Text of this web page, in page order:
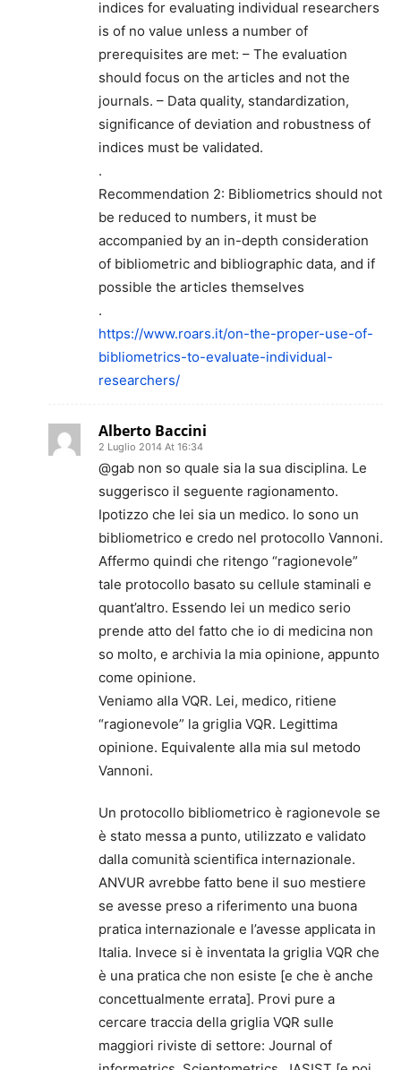
indices for evaluating individual researchers
is of no value unless a number of
prerequisites are met: – The evaluation
should focus on the articles and not the
journals. – Data quality, standardization,
significance of deviation and robustness of
indices must be validated.
.
Recommendation 2: Bibliometrics should not
be reduced to numbers, it must be
accompanied by an in-depth consideration
of bibliometric and bibliographic data, and if
possible the articles themselves
.
https://www.roars.it/on-the-proper-use-of-
bibliometrics-to-evaluate-individual-
researchers/
Alberto Baccini
2 Luglio 2014 At 16:34
@gab non so quale sia la sua disciplina. Le
suggerisco il seguente ragionamento.
Ipotizzo che lei sia un medico. Io sono un
bibliometrico e credo nel protocollo Vannoni.
Affermo quindi che ritengo “ragionevole”
tale protocollo basato su cellule staminali e
quant’altro. Essendo lei un medico serio
prende atto del fatto che io di medicina non
so molto, e archivia la mia opinione, appunto
come opinione.
Veniamo alla VQR. Lei, medico, ritiene
“ragionevole” la griglia VQR. Legittima
opinione. Equivalente alla mia sul metodo
Vannoni.
Un protocollo bibliometrico è ragionevole se
è stato messa a punto, utilizzato e validato
dalla comunità scientifica internazionale.
ANVUR avrebbe fatto bene il suo mestiere
se avesse preso a riferimento una buona
pratica internazionale e l’avesse applicata in
Italia. Invece si è inventata la griglia VQR che
è una pratica che non esiste [e che è anche
concettualmente errata]. Provi pure a
cercare traccia della griglia VQR sulle
maggiori riviste di settore: Journal of